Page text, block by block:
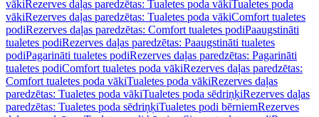
vākiRezerves daļas paredzētas: Tualetes poda vākiTualetes poda
vākiRezerves daļas paredzētas: Tualetes poda vākiComfort tualetes
podiRezerves daļas paredzētas: Comfort tualetes podiPaaugstināti
tualetes podiRezerves daļas paredzētas: Paaugstināti tualetes
podiPagarināti tualetes podiRezerves daļas paredzētas: Pagarināti
tualetes podiComfort tualetes poda vākiRezerves daļas paredzētas:
Comfort tualetes poda vākiTualetes poda vākiRezerves daļas
paredzētas: Tualetes poda vākiTualetes poda sēdriņķiRezerves daļas
paredzētas: Tualetes poda sēdriņķiTualetes podi bērniemRezerves